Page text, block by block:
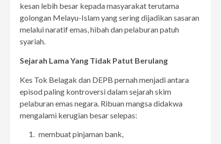
kesan lebih besar kepada masyarakat terutama
golongan Melayu-Islam yang sering dijadikan sasaran
melalui naratif emas, hibah dan pelaburan patuh
syariah.
Sejarah Lama Yang Tidak Patut Berulang
Kes Tok Belagak dan DEPB pernah menjadi antara
episod paling kontroversi dalam sejarah skim
pelaburan emas negara. Ribuan mangsa didakwa
mengalami kerugian besar selepas:
membuat pinjaman bank,